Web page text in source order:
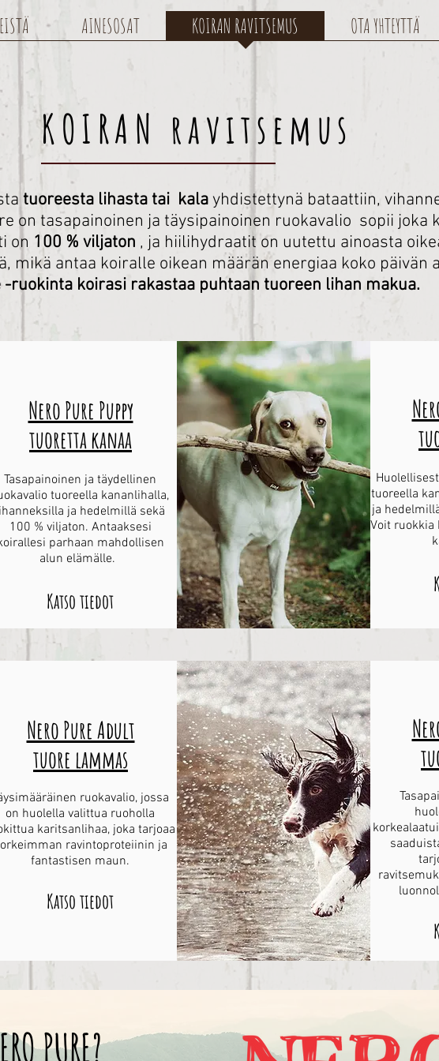
AINESOSAT KOIRAN RAVITSEMUS OTA YHTEYTTÄ
KOIRAN ravitsemus
tuoreesta lihasta tai kalayhdistettynä bataattiin,
on tasapainoinen ja täysipainoinen ruokavalio sopii joka
on 100 % viljaton , ja hiilihydraatit on uutettu ainoasta
mikä antaa koiralle oikean määrän energiaa koko päivän
-ruokinta koirasi rakastaa puhtaan tuoreen lihan makua.
Nero Pure Puppy
tuoretta kanaa
Tasapainoinen ja täydellinen
tuoreella kananlihalla,
ja hedelmillä sekä
100 % viljaton. Antaaksesi
parhaan mahdollisen
alun elämälle.
Katso tiedot
tuoreella
ja
Voit ruokkia
Nero Pure Adult
tuore lammas
ruokavalio, jossa
on huolella valittua ruoholla
karitsanlihaa, joka tarjoaa
ravintoproteiinin ja
fantastisen maun.
Katso tiedot
PURE?